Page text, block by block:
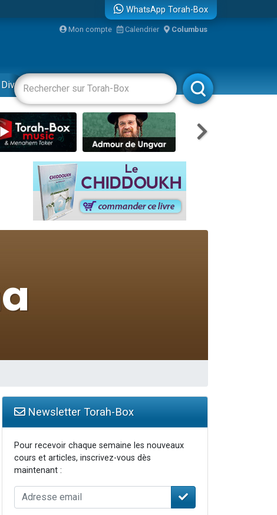
WhatsApp Torah-Box
Mon compte Calendrier Columbus
Divertissements Livres Rabbanim
Newsletter Torah-Box
Pour recevoir chaque semaine les nouveaux
cours et articles, inscrivez-vous dès
maintenant :